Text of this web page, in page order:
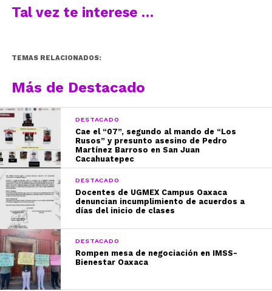
Tal vez te interese …
TEMAS RELACIONADOS:
Más de Destacado
DESTACADO
Cae el “07”, segundo al mando de “Los
Rusos” y presunto asesino de Pedro
Martínez Barroso en San Juan
Cacahuatepec
DESTACADO
Docentes de UGMEX Campus Oaxaca
denuncian incumplimiento de acuerdos a
días del inicio de clases
DESTACADO
Rompen mesa de negociación en IMSS-
Bienestar Oaxaca